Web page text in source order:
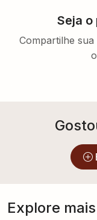
Seja
Compartilhe
Explore